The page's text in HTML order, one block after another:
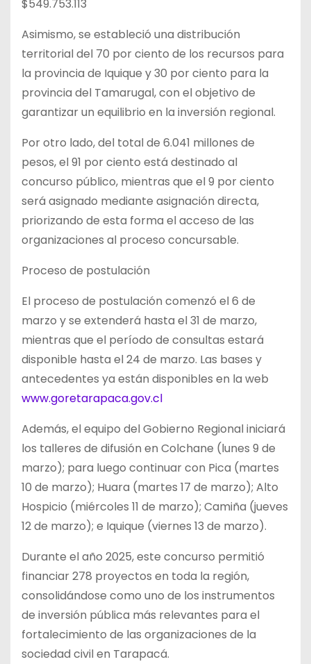
$549.753.113
Asimismo, se estableció una distribución
territorial del 70 por ciento de los recursos para
la provincia de Iquique y 30 por ciento para la
provincia del Tamarugal, con el objetivo de
garantizar un equilibrio en la inversión regional.
Por otro lado, del total de 6.041 millones de
pesos, el 91 por ciento está destinado al
concurso público, mientras que el 9 por ciento
será asignado mediante asignación directa,
priorizando de esta forma el acceso de las
organizaciones al proceso concursable.
Proceso de postulación
El proceso de postulación comenzó el 6 de
marzo y se extenderá hasta el 31 de marzo,
mientras que el período de consultas estará
disponible hasta el 24 de marzo. Las bases y
antecedentes ya están disponibles en la web
www.goretarapaca.gov.cl
Además, el equipo del Gobierno Regional iniciará
los talleres de difusión en Colchane (lunes 9 de
marzo); para luego continuar con Pica (martes
10 de marzo); Huara (martes 17 de marzo); Alto
Hospicio (miércoles 11 de marzo); Camiña (jueves
12 de marzo); e Iquique (viernes 13 de marzo).
Durante el año 2025, este concurso permitió
financiar 278 proyectos en toda la región,
consolidándose como uno de los instrumentos
de inversión pública más relevantes para el
fortalecimiento de las organizaciones de la
sociedad civil en Tarapacá.